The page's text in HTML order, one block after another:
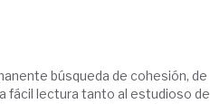
búsqueda de cohesión, de
fácil lectura tanto al estudioso de